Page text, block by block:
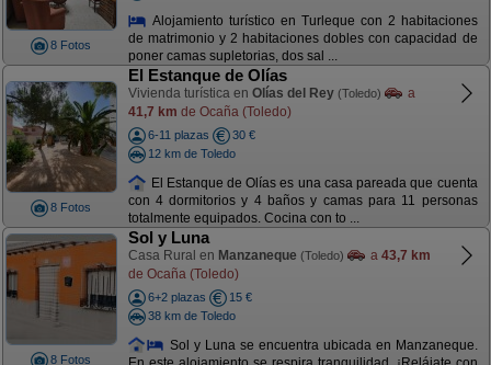
8 Fotos
Alojamiento turístico en Turleque con 2 habitaciones
de matrimonio y 2 habitaciones dobles con capacidad de
poner camas supletorias, dos sal ...
8 Fotos
El Estanque de Olías
Vivienda turística en Olías del Rey (Toledo)
a
41,7 km de Ocaña (Toledo)
6-11 plazas
30 €
12 km de Toledo
El Estanque de Olías es una casa pareada que cuenta
con 4 dormitorios y 4 baños y camas para 11 personas
totalmente equipados. Cocina con to ...
8 Fotos
Sol y Luna
Casa Rural en Manzaneque (Toledo) a 43,7 km
de Ocaña (Toledo)
6+2 plazas
15 €
38 km de Toledo
Sol y Luna se encuentra ubicada en Manzaneque.